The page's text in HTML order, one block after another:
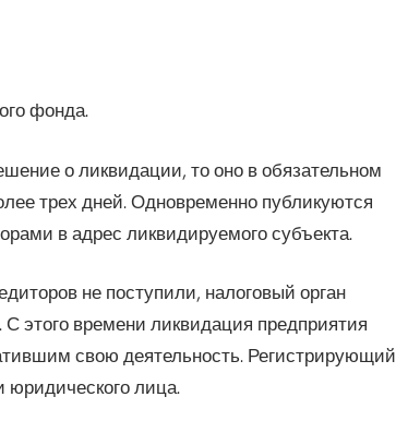
фонда.
о ликвидации, то оно в обязательном
трех дней. Одновременно публикуются
в адрес ликвидируемого субъекта.
не поступили, налоговый орган
этого времени ликвидация предприятия
свою деятельность. Регистрирующий
юридического лица.